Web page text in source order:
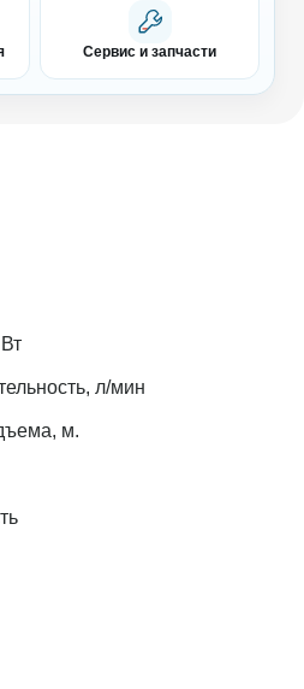
Сервис и запчасти
л/мин
м.